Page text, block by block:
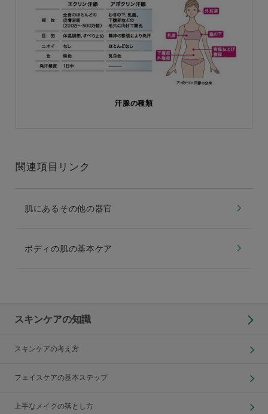
汗腺の種類
関連項目リンク
肌にあるその他の器官
ボディの肌の基本ケア
スキンケアの知識
スキンケアの考え方
フェイスケアの基本ステップ
上手なメイクの落とし方